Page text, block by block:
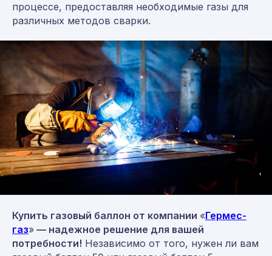
процессе, предоставляя необходимые газы для
различных методов сварки.
Купить газовый баллон от компании «Гермес-
газ» — надежное решение для вашей
потребности! Независимо от того, нужен ли вам